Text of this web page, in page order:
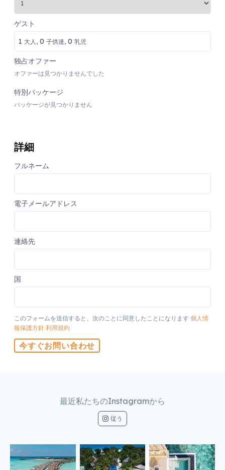
ゲスト
1 大人, 0 子供達, 0 乳児
独占オファー
オファーは見つかりませんでした
特別パッケージ
パッケージが見つかりません
詳細
フルネーム
電子メールアドレス
連絡先
国
このフォームを送信すると、次のことに同意したことになります 個人情
報保護方針 利用規約
今すぐお問い合わせ
最近私たちのInstagramから
従う